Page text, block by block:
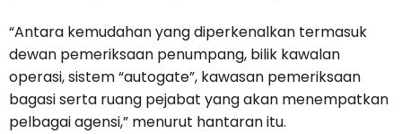
“Antara kemudahan yang diperkenalkan termasuk
dewan pemeriksaan penumpang, bilik kawalan
operasi, sistem “autogate”, kawasan pemeriksaan
bagasi serta ruang pejabat yang akan menempatkan
pelbagai agensi,” menurut hantaran itu.